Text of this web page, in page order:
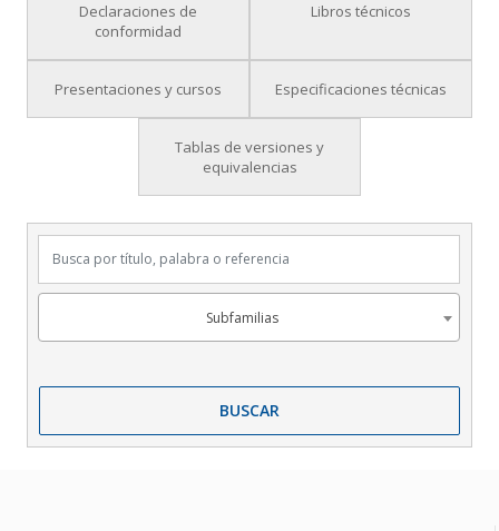
Declaraciones de
conformidad
Libros técnicos
Presentaciones y cursos Especificaciones técnicas
Tablas de versiones y
equivalencias
Busca por título, palabra o referencia
Subfamilias
BUSCAR